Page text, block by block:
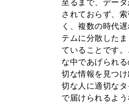
至るまで、デー
されておらず、
く、複数の時代
テムに分散した
ていることです。
な中であげられ
切な情報を見つ
切な人に適切な
で届けられるよ